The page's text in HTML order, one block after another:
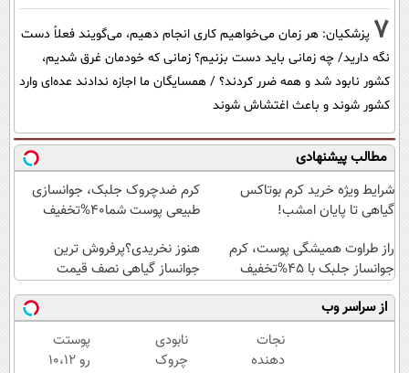
7 پزشکیان: هر زمان می‌خواهیم کاری انجام دهیم، می‌گویند فعلاً دست
نگه دارید/ چه زمانی باید دست بزنیم؟ زمانی که خودمان غرق شدیم،
کشور نابود شد و همه ضرر کردند؟ / همسایگان ما اجازه ندادند عده‌ای وارد
کشور شوند و باعث اغتشاش شوند
مطالب پیشنهادی
شرایط ویژه خرید کرم بوتاکس
گیاهی تا پایان امشب!
کرم ضدچروک جلبک، جوانسازی
طبیعی پوست شما40%تخفیف
راز طراوت همیشگی پوست، کرم
جوانساز جلبک با 45%تخفیف
هنوز نخریدی؟پرفروش ترین
جوانساز گیاهی نصف قیمت
از سراسر وب
نجات
دهنده
نابودی
چروک
پوستت
رو 10،12